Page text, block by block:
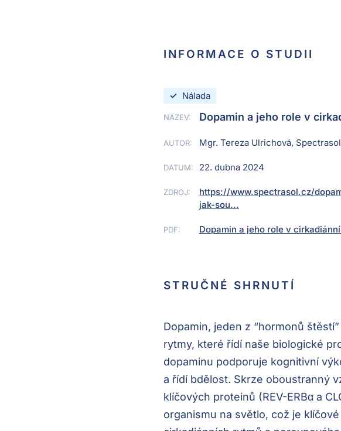
INFORMACE O STUDII
✓ Nálada
NÁZEV: Dopamin a jeho role v
AUTOR: Mgr. Tereza Ulrichová, Spectrasol
DATUM: 22. dubna 2024
ZDROJ:
https://www.spectrasol.cz/
jak-sou...
PDF: Dopamin a jeho role v
STRUČNÉ SHRNUTÍ
Dopamin, jeden z “hormonů
rytmy, které řídí naše biologické
dopaminu podporuje kognitivní
a řídí bdělost. Skrze oboustranný
klíčových proteinů (REV-ERBα a
organismu na světlo, což je